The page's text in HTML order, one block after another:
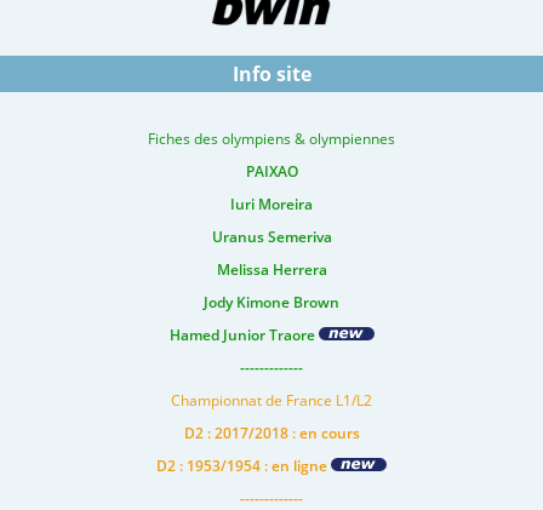
Info site
Fiches des olympiens & olympiennes
PAIXAO
Iuri Moreira
Uranus Semeriva
Melissa Herrera
Jody Kimone Brown
Hamed Junior Traore
-------------
Championnat de France L1/L2
D2 : 2017/2018 : en cours
D2 : 1953/1954 : en ligne
-------------